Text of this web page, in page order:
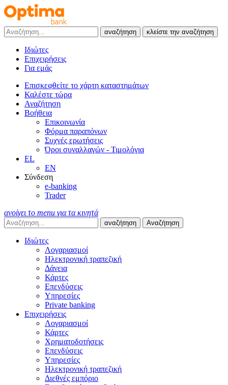
αναζήτηση κλείστε την αναζήτηση
Ιδιώτες
Επιχειρήσεις
Για εμάς
Επισκεφθείτε το χάρτη καταστημάτων
Καλέστε τώρα
Αναζήτηση
Βοήθεια
Επικοινωνία
Φόρμα παραπόνων
Συχνές ερωτήσεις
Όροι συναλλαγών - Τιμολόγια
EL
EN
Σύνδεση
e-banking
Trader
ανοίγει το menu για τα κινητά
αναζήτηση Αναζήτηση
Ιδιώτες
Λογαριασμοί
Ηλεκτρονική τραπεζική
Δάνεια
Κάρτες
Επενδύσεις
Υπηρεσίες
Private banking
Επιχειρήσεις
Λογαριασμοί
Κάρτες
Χρηματοδοτήσεις
Επενδύσεις
Υπηρεσίες
Ηλεκτρονική τραπεζική
Διεθνές εμπόριο